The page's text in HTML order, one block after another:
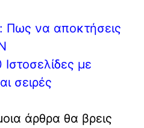
Πως να αποκτήσεις
Ιστοσελίδες με
σειρές
άρθρα θα βρεις